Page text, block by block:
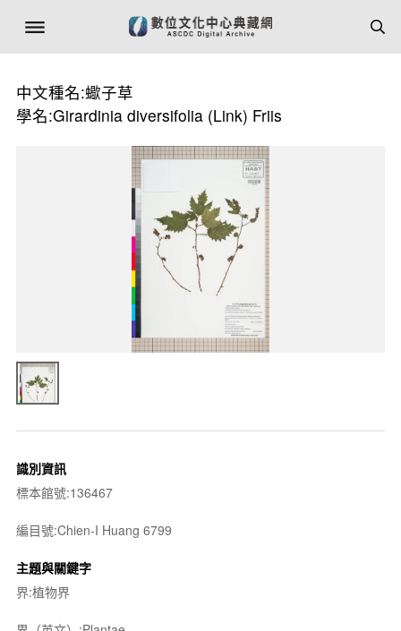
中文種名:蠍子草
學名:Girardinia diversifolia (Link) Friis
識別資訊
標本館號:136467
編目號:Chien-I Huang 6799
主題與關鍵字
界:植物界